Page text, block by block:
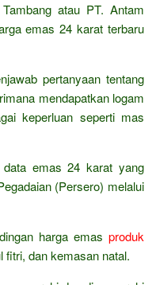
atau PT. Antam
emas 24 karat terbaru
pertanyaan tentang
mendapatkan logam
keperluan seperti mas
emas 24 karat yang
(Persero) melalui
harga emas produk
fitri, dan kemasan natal.